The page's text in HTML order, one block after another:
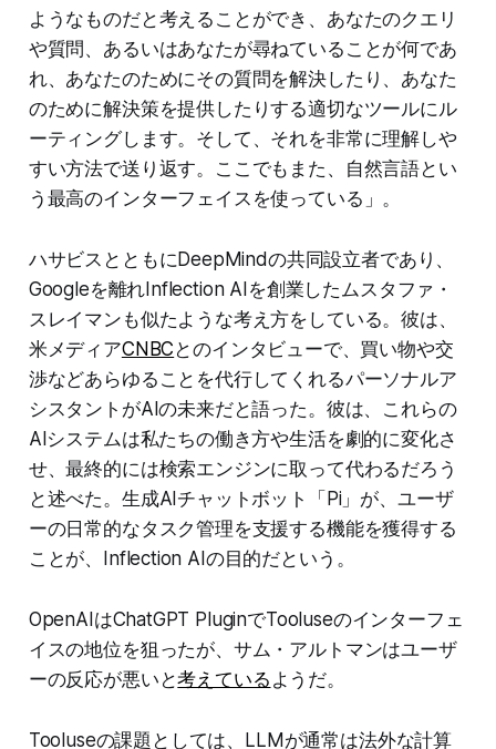
ようなものだと考えることができ、あなたのクエリ
や質問、あるいはあなたが尋ねていることが何であ
れ、あなたのためにその質問を解決したり、あなた
のために解決策を提供したりする適切なツールにル
ーティングします。そして、それを非常に理解しや
すい方法で送り返す。ここでもまた、自然言語とい
う最高のインターフェイスを使っている」。
ハサビスとともにDeepMindの共同設立者であり、
Googleを離れInflection AIを創業したムスタファ・
スレイマンも似たような考え方をしている。彼は、
米メディアCNBC とのインタビューで、買い物や交
渉などあらゆることを代行してくれるパーソナルア
シスタントがAIの未来だと語った。彼は、これらの
AIシステムは私たちの働き方や生活を劇的に変化さ
せ、最終的には検索エンジンに取って代わるだろう
と述べた。生成AIチャットボット「Pi」が、ユーザ
ーの日常的なタスク管理を支援する機能を獲得する
ことが、Inflection AIの目的だという。
OpenAIはChatGPT PluginでTooluseのインターフェ
イスの地位を狙ったが、サム・アルトマンはユーザ
ーの反応が悪いと考えている ようだ。
Tooluseの課題としては、LLMが通常は法外な計算